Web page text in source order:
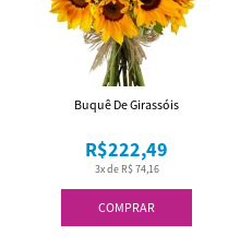
COMPRAR
3x de R$ 74,16
R$222,49
Buquê De Girassóis